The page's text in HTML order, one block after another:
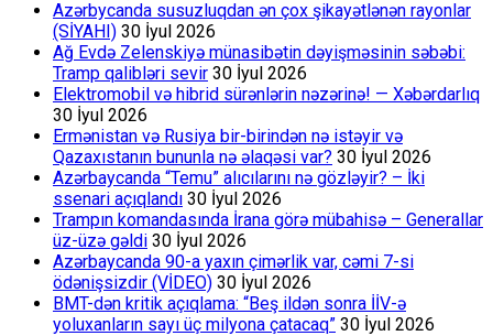
Azərbycanda susuzluqdan ən çox şikayətlənən rayonlar
(SİYAHI) 30 İyul 2026
Ağ Evdə Zelenskiyə münasibətin dəyişməsinin səbəbi:
Tramp qalibləri sevir 30 İyul 2026
Elektromobil və hibrid sürənlərin nəzərinə! — Xəbərdarlıq
30 İyul 2026
Ermənistan və Rusiya bir-birindən nə istəyir və
Qazaxıstanın bununla nə əlaqəsi var? 30 İyul 2026
Azərbaycanda “Temu” alıcılarını nə gözləyir? – İki
ssenari açıqlandı 30 İyul 2026
Trampın komandasında İrana görə mübahisə – Generallar
üz-üzə gəldi 30 İyul 2026
Azərbaycanda 90-a yaxın çimərlik var, cəmi 7-si
ödənişsizdir (VİDEO) 30 İyul 2026
BMT-dən kritik açıqlama: “Beş ildən sonra İİV-ə
yoluxanların sayı üç milyona çatacaq” 30 İyul 2026